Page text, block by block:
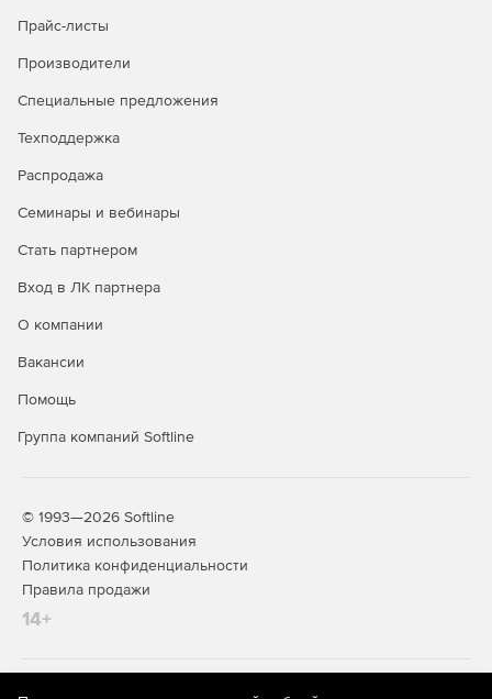
Прайс-листы
Производители
Специальные предложения
Техподдержка
Распродажа
Семинары и вебинары
Стать партнером
Вход в ЛК партнера
О компании
Вакансии
Помощь
Группа компаний Softline
© 1993—2026 Softline
Условия использования
Политика конфиденциальности
Правила продажи
14+